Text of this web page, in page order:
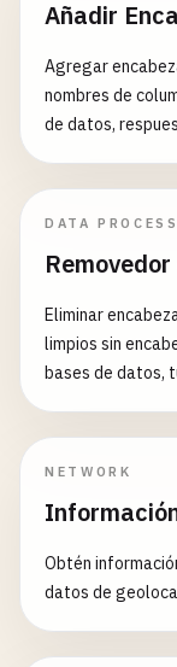
Añadir
Agregar
nombres de
de datos,
DATA
Eliminar
limpios sin
bases de datos,
NETWORK
Obtén
datos de